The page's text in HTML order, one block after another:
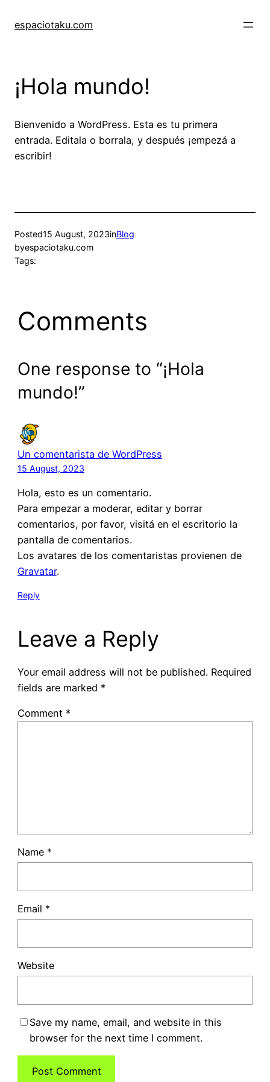
espaciotaku.com
¡Hola mundo!
Bienvenido a WordPress. Esta es tu primera
entrada. Editala o borrala, y después ¡empezá a
escribir!
Posted15 August, 2023inBlog
byespaciotaku.com
Tags:
Comments
One response to “¡Hola
mundo!”
Un comentarista de WordPress
15 August, 2023
Hola, esto es un comentario.
Para empezar a moderar, editar y borrar
comentarios, por favor, visitá en el escritorio la
pantalla de comentarios.
Los avatares de los comentaristas provienen de
Gravatar.
Reply
Leave a Reply
Your email address will not be published. Required
fields are marked *
Comment *
Name *
Email *
Website
Save my name, email, and website in this
browser for the next time I comment.